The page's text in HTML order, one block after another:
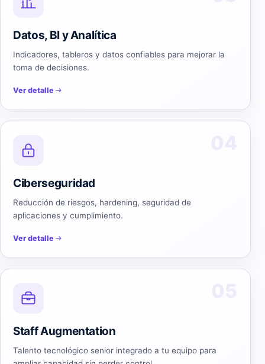
Datos, BI y Analítica
Indicadores, tableros y datos confiables para mejorar la
toma de decisiones.
Ver detalle
Ciberseguridad
Reducción de riesgos, hardening, seguridad de
aplicaciones y cumplimiento.
Ver detalle
Staff Augmentation
Talento tecnológico senior integrado a tu equipo para